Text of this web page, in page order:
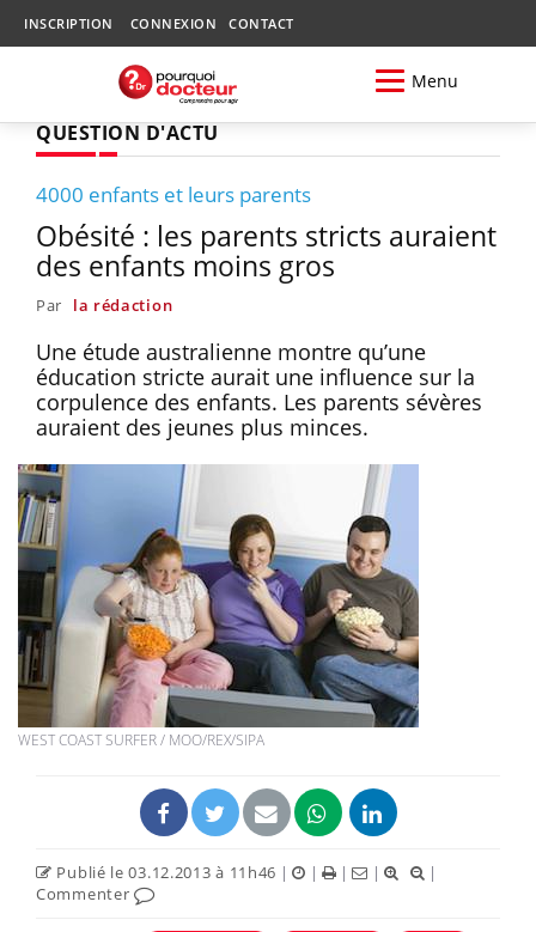
INSCRIPTION CONNEXION CONTACT
Menu
QUESTION D'ACTU
4000 enfants et leurs parents
Obésité : les parents stricts auraient
des enfants moins gros
Par la rédaction
Une étude australienne montre qu’une
éducation stricte aurait une influence sur la
corpulence des enfants. Les parents sévères
auraient des jeunes plus minces.
WEST COAST SURFER / MOO/REX/SIPA
Publié le 03.12.2013 à 11h46 | | | |
|
Commenter